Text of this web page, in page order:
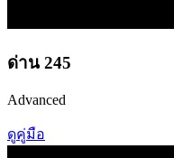
ด่าน 245
Advanced
ดูคู่มือ